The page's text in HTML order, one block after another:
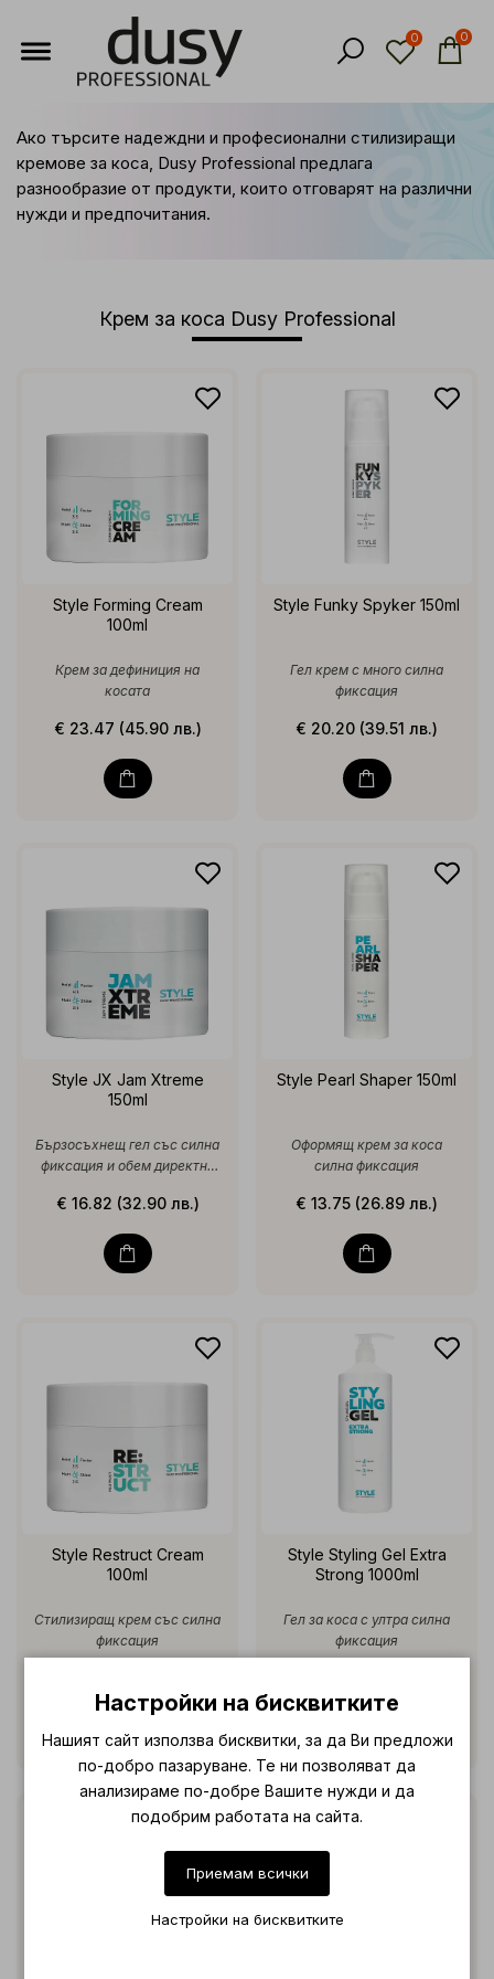
0 0
Крем за коса Dusy Professional
Ако търсите надеждни и професионални стилизиращи
кремове за коса, Dusy Professional предлага
разнообразие от продукти, които отговарят на различни
нужди и предпочитания.
Style Forming Cream
100ml
Крем за дефиниция на
косата
€ 23.47 (45.90 лв.)
Style Funky Spyker 150ml
Гел крем с много силна
фиксация
€ 20.20 (39.51 лв.)
Style JX Jam Xtreme
150ml
Бързосъхнещ гел със силна
фиксация и обем директно
€ 16.82 (32.90 лв.)
Style Pearl Shaper 150ml
Оформящ крем за коса
силна фиксация
€ 13.75 (26.89 лв.)
Style Restruct Cream
100ml
Стилизиращ крем със силна
фиксация
Style Styling Gel Extra
Strong 1000ml
Гел за коса с ултра силна
фиксация
Настройки на бисквитките
Нашият сайт използва бисквитки, за да Ви предложи
по-добро пазаруване. Те ни позволяват да
анализираме по-добре Вашите нужди и да
подобрим работата на сайта.
Приемам всички
Настройки на бисквитките